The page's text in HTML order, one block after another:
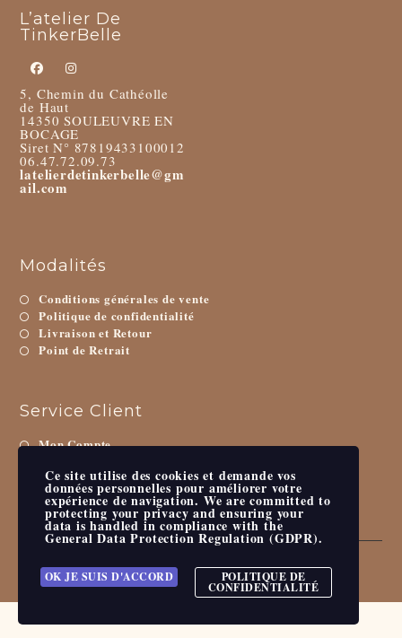
L’atelier De
TinkerBelle
5, Chemin du Cathéolle
de Haut
14350 SOULEUVRE EN
BOCAGE
Siret N° 87819433100012
06.47.72.09.73
latelierdetinkerbelle@gm
ail.com
Modalités
Conditions générales de vente
Politique de confidentialité
Livraison et Retour
Point de Retrait
Service Client
Mon Compte
Mappemonde
© L’atelier de TinkerBelle – Annabelle Bidois
Ce site utilise des cookies et demande vos
données personnelles pour améliorer votre
expérience de navigation. We are committed to
protecting your privacy and ensuring your
data is handled in compliance with the
General Data Protection Regulation (GDPR).
OK JE SUIS D'ACCORD POLITIQUE DE
CONFIDENTIALITÉ